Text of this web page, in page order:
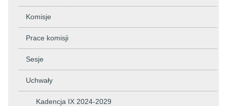
Komisje
Prace komisji
Sesje
Uchwały
Kadencja IX 2024-2029